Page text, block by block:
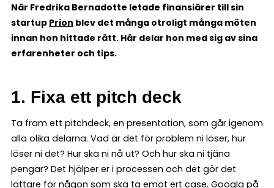
När Fredrika Bernadotte letade finansiärer till sin
startup Prion blev det många otroligt många möten
innan hon hittade rätt. Här delar hon med sig av sina
erfarenheter och tips.
1. Fixa ett pitch deck
Ta fram ett pitchdeck, en presentation, som går igenom
alla olika delarna. Vad är det för problem ni löser, hur
löser ni det? Hur ska ni nå ut? Och hur ska ni tjäna
pengar? Det hjälper er i processen och det gör det
lättare för någon som ska ta emot ert case. Googla på